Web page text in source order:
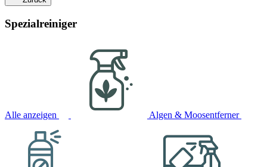
Spezialreiniger
Alle anzeigen Algen & Moosentferner